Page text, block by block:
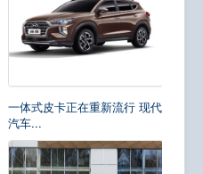
一体式皮卡正在重新流行 现代
汽车...